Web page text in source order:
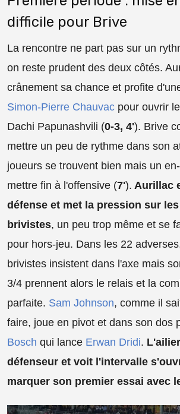
difficile pour Brive
La rencontre ne part pas sur un
on reste prudent des deux côtés.
crânement sa chance et profite
Simon-Pierre Chauvac pour ouvrir
Dachi Papunashvili (0-3, 4'). Brive
mettre un peu de rythme dans son
joueurs se trouvent bien mais un
mettre fin à l'offensive (7'). Aurillac
défense et met la pression sur
brivistes, un peu trop même et se
pour hors-jeu. Dans les 22
brivistes insistent dans l'axe mais
3/4 prennent alors le relais et la
parfaite. Sam Johnson, comme il
faire, joue en pivot et dans son dos
Bosch qui lance Erwan Dridi.
défenseur et voit l'intervalle
marquer son premier essai avec